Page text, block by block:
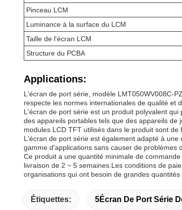
Pinceau LCM
Luminance à la surface du LCM
Taille de l'écran LCM
Structure du PCBA
Applications:
L'écran de port série, modèle LMT050WV008C-
respecte les normes internationales de qualité et
L'écran de port série est un produit polyvalent
des appareils portables tels que des appareils
modules LCD TFT utilisés dans le produit sont
L'écran de port série est également adapté à
gamme d'applications sans causer de problèmes
Ce produit a une quantité minimale de
livraison de 2 ~ 5 semaines.Les conditions de
organisations qui ont besoin de grandes quantités
Étiquettes: 5Écran De Port Série